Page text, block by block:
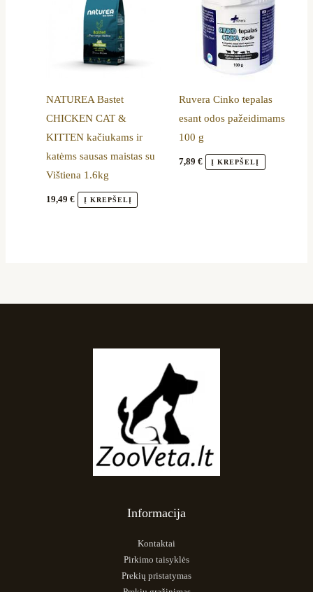
NATUREA Bastet
CHICKEN CAT &
KITTEN kačiukams ir
katėms sausas maistas su
Vištiena 1.6kg
19,49€ Į KREPŠELĮ
Ruvera Cinko tepalas
esant odos pažeidimams
100 g
7,89 € Į KREPŠELĮ
Informacija
Kontaktai
Pirkimo taisyklės
Prekių pristatymas